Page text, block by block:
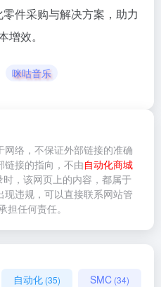
件采购与解决方案，助力
增效。
咪咕音乐
网络，不保证外部链接的准确
链接的指向，不由自动化商城
时，该网页上的内容，都属于
违规，可以直接联系网站管
担任何责任。
自动化 (35) SMC (34)